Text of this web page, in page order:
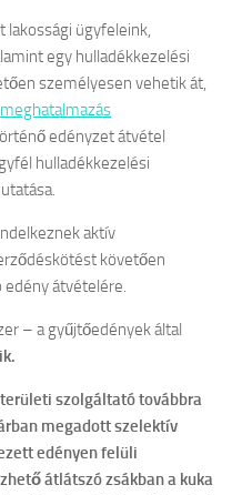
lakossági ügyfeleink,
egy hulladékkezelési
személyesen vehetik át,
meghatalmazás
edényzet átvétel
hulladékkezelési
aktív
követően
edény átvételére.
– a gyűjtőedények által
szolgáltató továbbra
megadott szelektív
edényen felüli
átlátszó zsákban a kuka